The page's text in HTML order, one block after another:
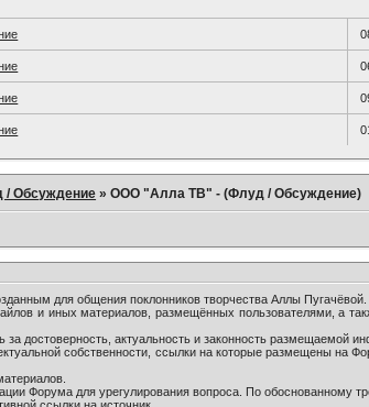
/ Обсуждение »ООО "Алла ТВ" - (Флуд / Обсуждение)
для общения поклонников творчества Аллы Пугачёвой.
и иных материалов, размещённых пользователями, а
достоверность, актуальность и законность размещаемой
собственности, ссылки на которые размещены на
Форума для урегулирования вопроса. По обоснованному